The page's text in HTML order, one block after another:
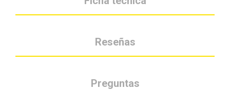
Reseñas
Preguntas